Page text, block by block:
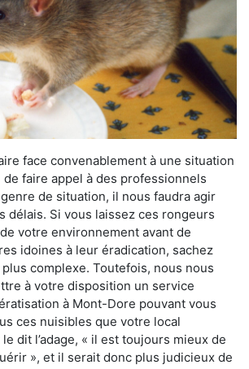
face convenablement à une situation
faire appel à des professionnels
de situation, il nous faudra agir
délais. Si vous laissez ces rongeurs
votre environnement avant de
idoines à leur éradication, sachez
complexe. Toutefois, nous nous
à votre disposition un service
à Mont-Dore pouvant vous
ces nuisibles que votre local
dit l’adage, « il est toujours mieux de
», et il serait donc plus judicieux de